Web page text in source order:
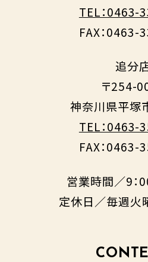
TEL：0463-
FAX：0463-
追分
〒254-
神奈川県平塚
TEL：0463-
FAX：0463-
営業時間／9：
定休日／毎週火